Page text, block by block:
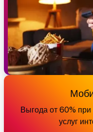
Выгода от 60% при
услуг